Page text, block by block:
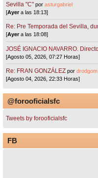
Sevilla "C"porasturgabriel
[Ayera las 18:13]
Re: Pre Temporada del Sevilla,
[Ayera las 18:08]
JOSÉ IGNACIO NAVARRO.
[Agosto 05, 2026, 07:27 Horas]
Re: FRAN GONZÁLEZ pordrodgom
[Agosto 04, 2026, 22:33 Horas]
@forooficialsfc
Tweets by forooficialsfc
FB